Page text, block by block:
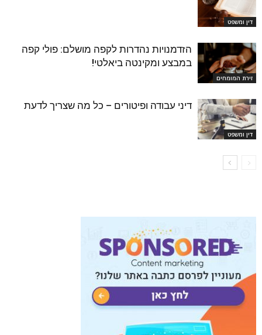
דין ומשפט
זירת המומחים
הזדמנויות נהדרות לקפה מושלם: פולי קפה
במבצע ומקינטה ביאלטי!
דין ומשפט
דיני עבודה ופיטורים – כל מה שצריך לדעת